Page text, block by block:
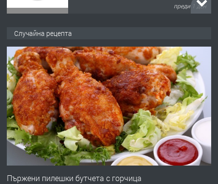
преди 1 ден
градската градина!
преди 2 дни
ПРЕДЛАГА
ПРОСТОРЕН ТРИСТАЕН
АПАРТАМЕНТ В НОВА СГРАДА КВ.
КУБА
преди 2 дни
ПРЕДЛАГА
Продавам парцел в гр. Хасково кв.
Хисаря до ток, вода,канализация,
асфалт 0889 537 426
Случайна рецепта
Пържени пилешки бутчета с горчица